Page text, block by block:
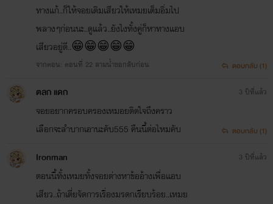
ทางแก้..ก็ให้จอยเติมเสียวให้เหมยเต็มอิ่มไป
พลางๆก่อนนะ..ดูแล้ว..ยังไงทั้งคู่ก็หาทางแอบ
เสียวอยู่ดี..😁😁😁😁😁
จากตอน: ตอนที่ 22 สามน้ำขอกลับก่อน ตอบกลับ (1)
ตลก แดก
จอยอยากครอบครองเหมอยติดใจถึงคราว
เลือกจะลำบากเอานะคับ555 คืนนี้ต่อไหมคับ
3 ปีที่แล้ว
ตอบกลับ (1)
Ironman
ตอนนี้ทั้งเหมยทั้งจอยต่างหาข้ออ้างเพื่อแอบ
เสียว..ถ้าเตี่ยจัดการเรื่องมรดกเรียบร้อย..เหมย
3 ปีที่แล้ว